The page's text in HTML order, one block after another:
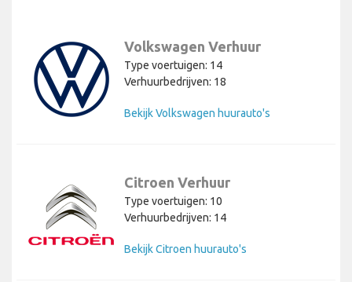
Volkswagen Verhuur
Type voertuigen: 14
Verhuurbedrijven: 18
Bekijk Volkswagen huurauto's
Citroen Verhuur
Type voertuigen: 10
Verhuurbedrijven: 14
Bekijk Citroen huurauto's